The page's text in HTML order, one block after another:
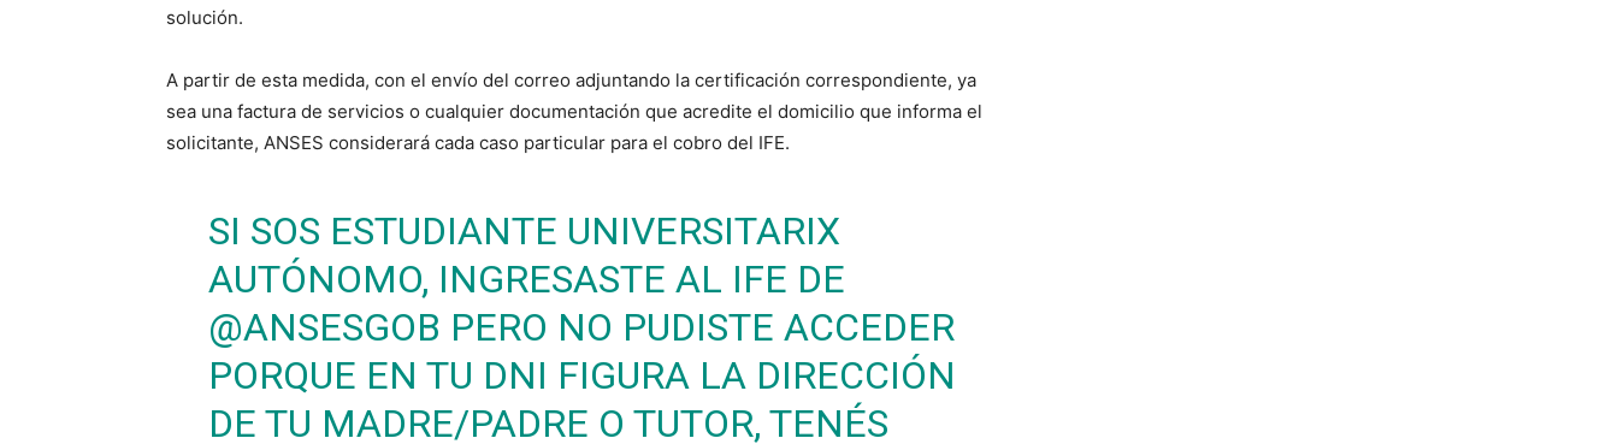
solución.
A partir de esta medida, con el envío del correo adjuntando la certificación correspondiente, ya
sea una factura de servicios o cualquier documentación que acredite el domicilio que informa el
solicitante, ANSES considerará cada caso particular para el cobro del IFE.
SI SOS ESTUDIANTE UNIVERSITARIX
AUTÓNOMO, INGRESASTE AL IFE DE
@ANSESGOB PERO NO PUDISTE ACCEDER
PORQUE EN TU DNI FIGURA LA DIRECCIÓN
DE TU MADRE/PADRE O TUTOR, TENÉS